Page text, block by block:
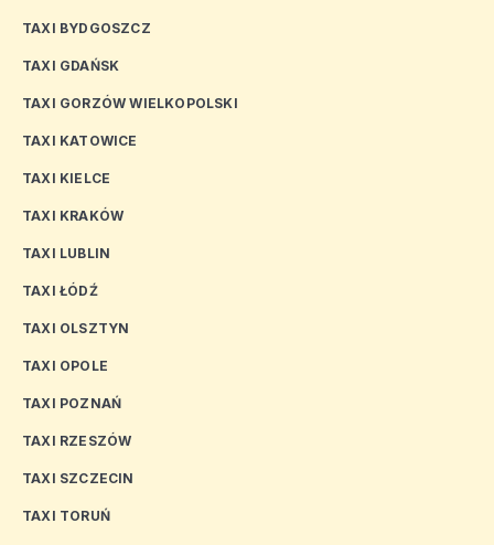
TAXI BYDGOSZCZ
TAXI GDAŃSK
TAXI GORZÓW WIELKOPOLSKI
TAXI KATOWICE
TAXI KIELCE
TAXI KRAKÓW
TAXI LUBLIN
TAXI ŁÓDŹ
TAXI OLSZTYN
TAXI OPOLE
TAXI POZNAŃ
TAXI RZESZÓW
TAXI SZCZECIN
TAXI TORUŃ